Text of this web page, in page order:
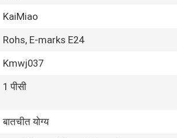
KaiMiao
Rohs, E-marks E24
Kmwj037
1 पीसी
बातचीत योग्य